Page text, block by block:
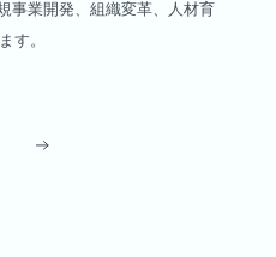
事業開発、組織変革、人材育
す。